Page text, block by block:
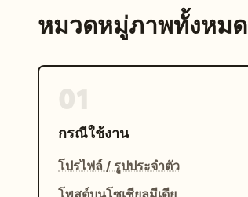
หมวดหมู่ภาพทั้งหมด
กรณีใช้งาน
โปรไฟล์ / รูปประจำตัว
โพสต์บนโซเชียลมีเดีย